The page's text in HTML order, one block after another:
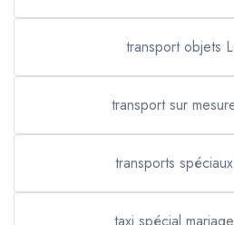
transport objets
transport sur
transports